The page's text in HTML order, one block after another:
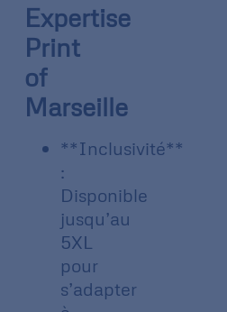
Expertise
Print
of
Marseille
**Inclusivité**
:
Disponible
jusqu’au
5XL
pour
s’adapter